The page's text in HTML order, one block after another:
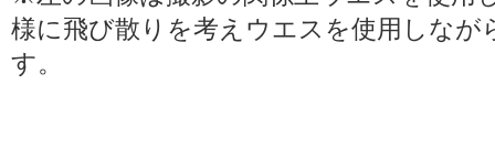
様に飛び散りを考えウエスを使用しな
す。